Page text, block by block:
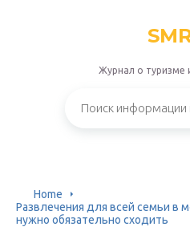
Журнал о туризме
Home
Развлечения для всей семьи в
нужно обязательно сходить